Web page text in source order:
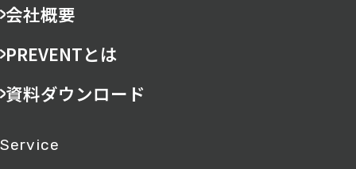
会社概要
PREVENTとは
資料ダウンロード
Service